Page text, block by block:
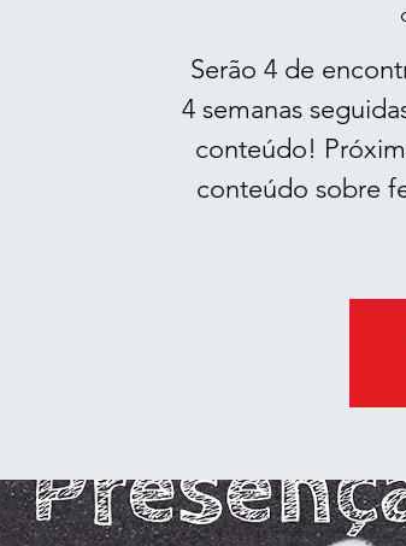
Serão 4 de
4 semanas
conteúdo!
conteúdo sobre